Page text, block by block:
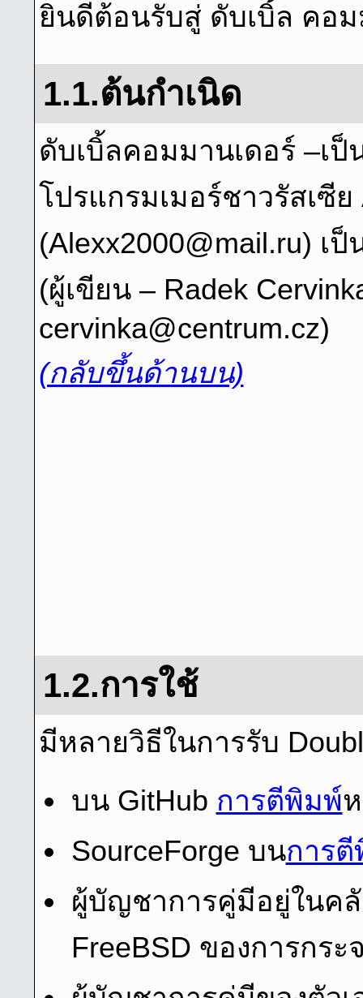
ยินดีต้อนรับสู่ ดับเบิ้ล คอม
1.1.ต้นกําเนิด
ดับเบิ้ลคอมมานเดอร์ –เป็
โปรแกรมเมอร์ชาวรัสเซีย
(Alexx2000@mail.ru) เ
(ผู้เขียน – Radek
cervinka@centrum.cz)
(กลับขึ้นด้านบน)
1.2.การใช้
มีหลายวิธีในการรับ
บน GitHub การตีพิมพ์
SourceForge บนการ
ผู้บัญชาการคู่มีอยู่ในค
FreeBSD ของการกร